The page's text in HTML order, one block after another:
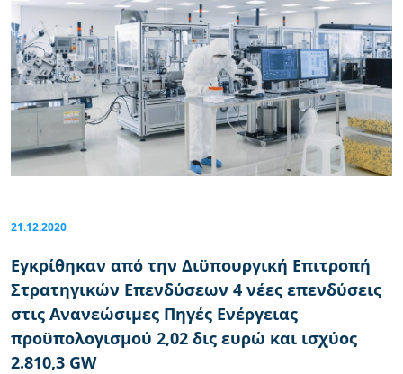
21.12.2020
Εγκρίθηκαν από την Διϋπουργική Επιτροπή
Στρατηγικών Επενδύσεων 4 νέες επενδύσεις
στις Ανανεώσιμες Πηγές Ενέργειας
προϋπολογισμού 2,02 δις ευρώ και ισχύος
2.810,3 GW